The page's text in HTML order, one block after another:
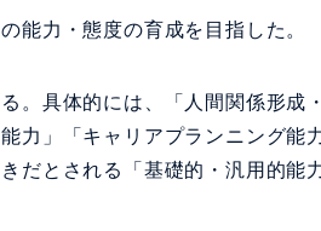
能力・態度の育成を目指した。
。具体的には、「人間関係形成
力」「キャリアプランニング能力
だとされる「基礎的・汎用的能力